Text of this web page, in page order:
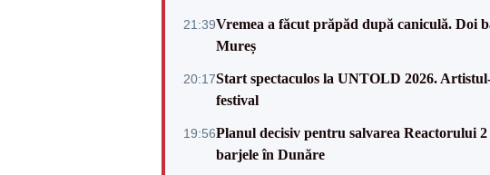
21:39Vremea a făcut prăpăd după caniculă. Doi
Mureș
20:17Start spectaculos la UNTOLD 2026.
festival
19:56Planul decisiv pentru salvarea Reactorului
barjele în Dunăre